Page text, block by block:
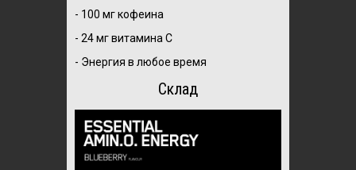
- 100 мг кофеина
- 24 мг витамина С
- Энергия в любое время
Склад